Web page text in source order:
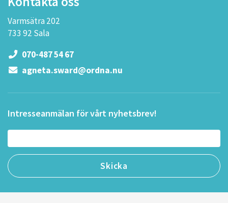
Varmsätra 202
733 92 Sala
070-487 54 67
agneta.sward@ordna.nu
Intresseanmälan för vårt nyhetsbrev!